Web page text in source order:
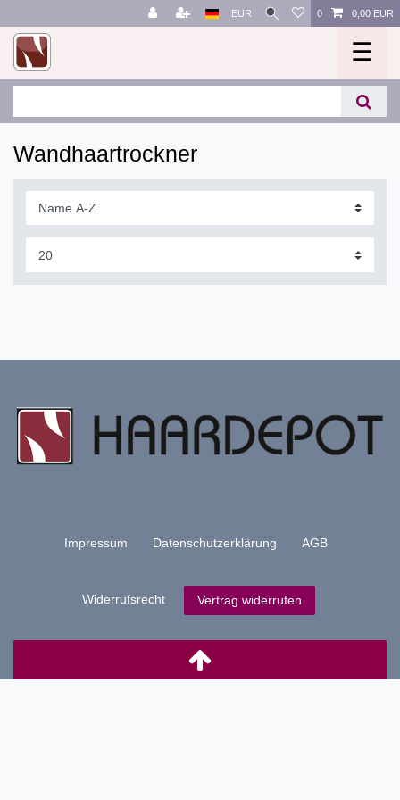
EUR 0 0,00 EUR
☰
Wandhaartrockner
Impressum Daten­schutz­erklärung AGB
Widerrufs­recht Vertrag widerrufen